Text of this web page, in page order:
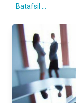
Batafsil ...